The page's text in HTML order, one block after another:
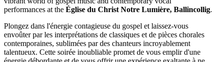
performances at the Église du Christ Notre Lumière, Ballincollig.
Plongez dans l'énergie contagieuse du gospel et laissez-vous
envoûter par les interprétations de classiques et de pièces chorales
contemporaines, sublimées par des chanteurs incroyablement
talentueux. Cette soirée inoubliable promet de vous emplir d'une